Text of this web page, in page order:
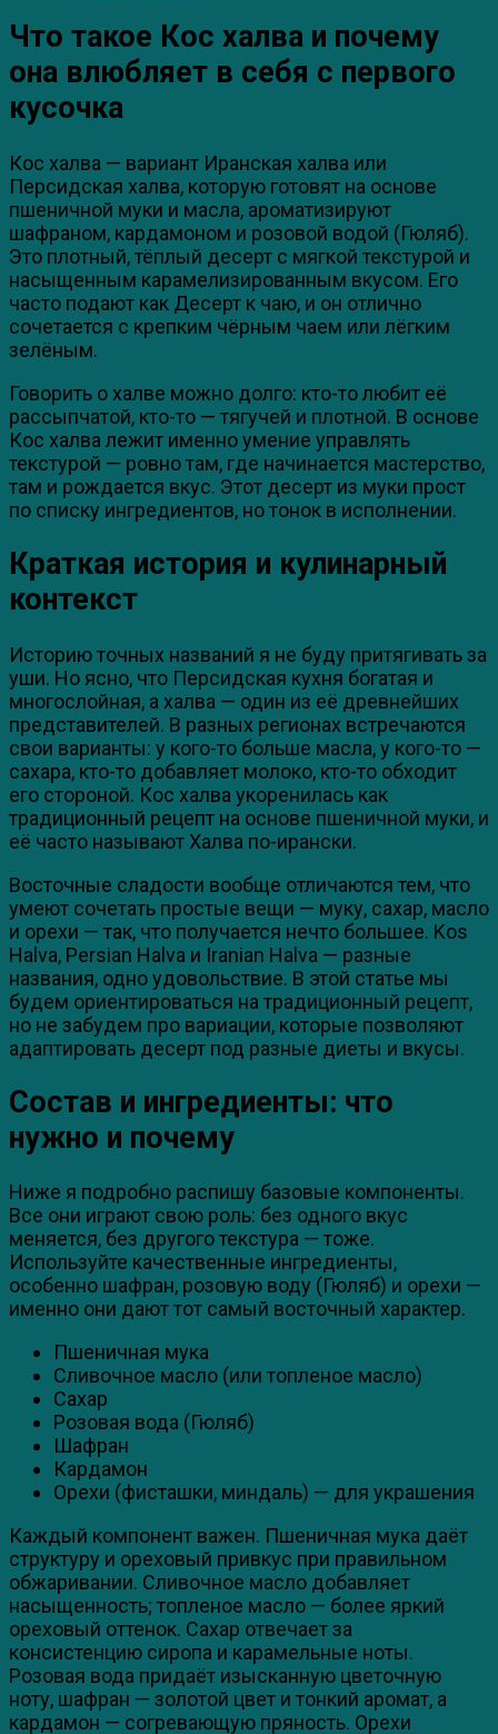
Что такое Кос халва и почему
она влюбляет в себя с первого
кусочка
Кос халва — вариант Иранская халва или
Персидская халва, которую готовят на основе
пшеничной муки и масла, ароматизируют
шафраном, кардамоном и розовой водой (Гюляб).
Это плотный, тёплый десерт с мягкой текстурой и
насыщенным карамелизированным вкусом. Его
часто подают как Десерт к чаю, и он отлично
сочетается с крепким чёрным чаем или лёгким
зелёным.
Говорить о халве можно долго: кто-то любит её
рассыпчатой, кто-то — тягучей и плотной. В основе
Кос халва лежит именно умение управлять
текстурой — ровно там, где начинается мастерство,
там и рождается вкус. Этот десерт из муки прост
по списку ингредиентов, но тонок в исполнении.
Краткая история и кулинарный
контекст
Историю точных названий я не буду притягивать за
уши. Но ясно, что Персидская кухня богатая и
многослойная, а халва — один из её древнейших
представителей. В разных регионах встречаются
свои варианты: у кого-то больше масла, у кого-то —
сахара, кто-то добавляет молоко, кто-то обходит
его стороной. Кос халва укоренилась как
традиционный рецепт на основе пшеничной муки, и
её часто называют Халва по-ирански.
Восточные сладости вообще отличаются тем, что
умеют сочетать простые вещи — муку, сахар, масло
и орехи — так, что получается нечто большее. Kos
Halva, Persian Halva и Iranian Halva — разные
названия, одно удовольствие. В этой статье мы
будем ориентироваться на традиционный рецепт,
но не забудем про вариации, которые позволяют
адаптировать десерт под разные диеты и вкусы.
Состав и ингредиенты: что
нужно и почему
Ниже я подробно распишу базовые компоненты.
Все они играют свою роль: без одного вкус
меняется, без другого текстура — тоже.
Используйте качественные ингредиенты,
особенно шафран, розовую воду (Гюляб) и орехи —
именно они дают тот самый восточный характер.
Пшеничная мука
Сливочное масло (или топленое масло)
Сахар
Розовая вода (Гюляб)
Шафран
Кардамон
Орехи (фисташки, миндаль) — для украшения
Каждый компонент важен. Пшеничная мука даёт
структуру и ореховый привкус при правильном
обжаривании. Сливочное масло добавляет
насыщенность; топленое масло — более яркий
ореховый оттенок. Сахар отвечает за
консистенцию сиропа и карамельные ноты.
Розовая вода придаёт изысканную цветочную
ноту, шафран — золотой цвет и тонкий аромат, а
кардамон — согревающую пряность. Орехи